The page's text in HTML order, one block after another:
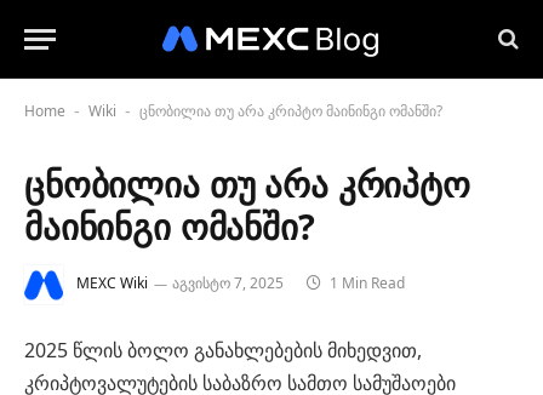
Home - Wiki - ცნობილია თუ არა კრიპტო მაინინგი ომანში?
ცნობილია თუ არა კრიპტო
მაინინგი ომანში?
MEXC Wiki აგვისტო 7, 2025 1 Min Read
2025 წლის ბოლო განახლებების მიხედვით,
კრიპტოვალუტების საბაზრო სამთო სამუშაოები